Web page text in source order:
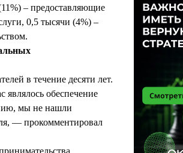
– предоставляющие
0,5 тысячи (4%) –
в течение десяти лет.
обеспечение
мы не нашли
— прокомментировал